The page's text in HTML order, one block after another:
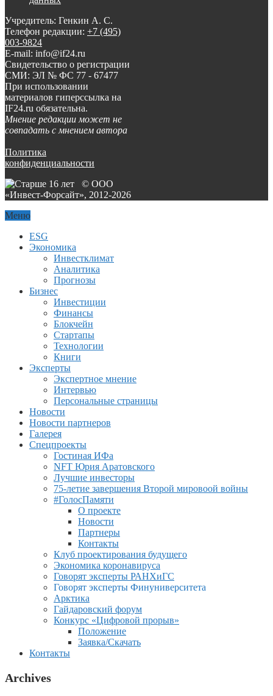
Учредитель: Генкин А. С.
Телефон редакции: +7 (495)
003-9824
E-mail: info@if24.ru
Свидетельство о регистрации
СМИ: ЭЛ № ФС 77 - 67477
При использовании
материалов гиперссылка на
IF24.ru обязательна.
Мнение редакции может не
совпадать с мнением автора
Политика
конфиденциальности
© ООО
«Инвест-Форсайт», 2012-2026
Меню
ESG
Экономика
Инвестклимат
Аналитика
Прогнозы
Бизнес
Инвестиции
Финансы
Блокчейн
Стартапы
Технологии
Книги
Эксперты
Экспертное мнение
Интервью
Персональные страницы
Новости
Новости партнеров
Галерея
Спецпроекты
Гостиная ИФа
NFT Юрия Аратовского
Лучшие инвесторы
75-летие завершения Второй мировоой войны
#ГолосПамяти
О проекте
Новости
Партнеры
Контакты
Клуб проектирования будущего
Экономика коронавируса
Говорят эксперты РАНХиГС
Говорят эксперты Финуниверситета
Арктика
Гайдаровский форум
Конкурс «Цифровой прорыв»
Положение
Заявка/Скачать
Контакты
Archives